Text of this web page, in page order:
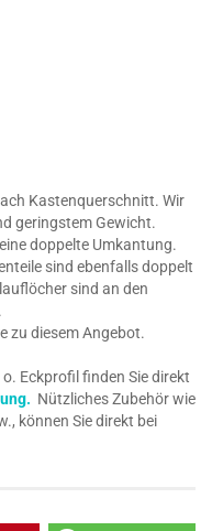
Kastenquerschnitt. Wir
geringstem Gewicht.
doppelte Umkantung.
sind ebenfalls doppelt
sind an den
zu diesem Angebot.
Eckprofil finden Sie direkt
Nützliches Zubehör wie
können Sie direkt bei